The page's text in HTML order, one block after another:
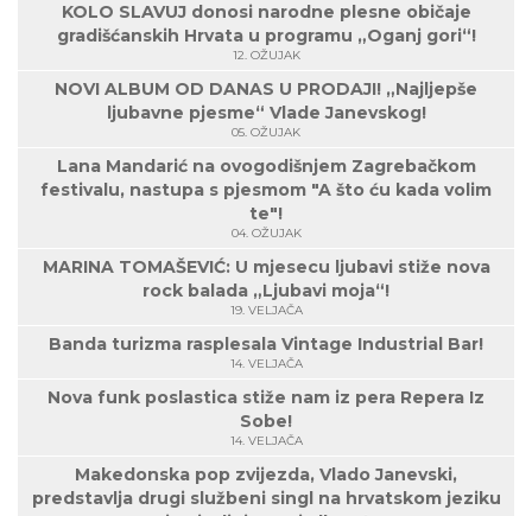
KOLO SLAVUJ donosi narodne plesne običaje
gradišćanskih Hrvata u programu „Oganj gori“!
12. OŽUJAK
NOVI ALBUM OD DANAS U PRODAJI! „Najljepše
ljubavne pjesme“ Vlade Janevskog!
05. OŽUJAK
Lana Mandarić na ovogodišnjem Zagrebačkom
festivalu, nastupa s pjesmom "A što ću kada volim
te"!
04. OŽUJAK
MARINA TOMAŠEVIĆ: U mjesecu ljubavi stiže nova
rock balada „Ljubavi moja“!
19. VELJAČA
Banda turizma rasplesala Vintage Industrial Bar!
14. VELJAČA
Nova funk poslastica stiže nam iz pera Repera Iz
Sobe!
14. VELJAČA
Makedonska pop zvijezda, Vlado Janevski,
predstavlja drugi službeni singl na hrvatskom jeziku